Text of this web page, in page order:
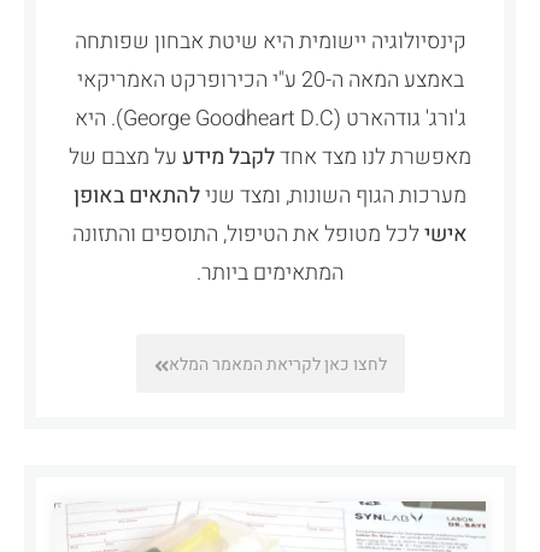
קינסיולוגיה יישומית היא שיטת אבחון שפותחה
באמצע המאה ה-20 ע"י הכירופרקט האמריקאי
ג'ורג' גודהארט (George Goodheart D.C). היא
מאפשרת לנו מצד אחדלקבל מידעעל מצבם של
מערכות הגוף השונות, ומצד שנילהתאים באופן
אישילכל מטופל את הטיפול, התוספים והתזונה
המתאימים ביותר.
לחצו כאן לקריאת המאמר המלא